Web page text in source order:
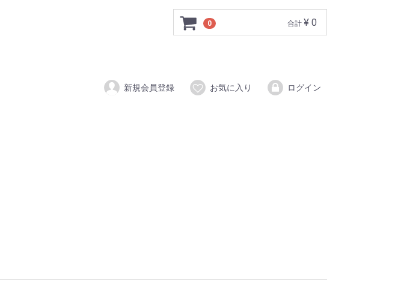
0 合計 ¥ 0
新規会員登録 お気に入り ログイン